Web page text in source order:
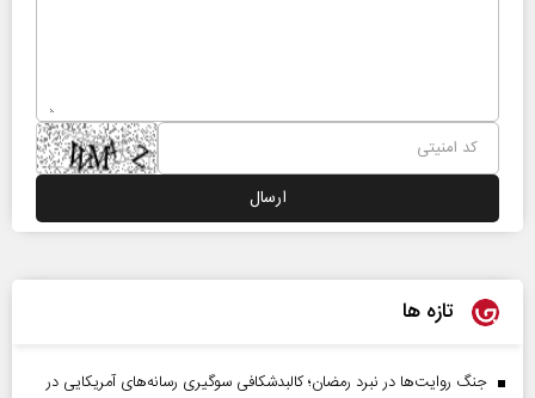
تازه ها
جنگ روایت‌ها در نبرد رمضان؛ کالبدشکافی سوگیری رسانه‌های آمریکایی در